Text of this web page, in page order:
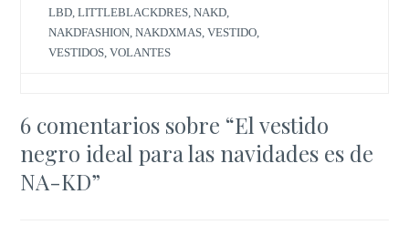
LBD ,LITTLEBLACKDRES ,NAKD
NAKDFASHION ,NAKDXMAS ,VESTIDO
VESTIDOS ,VOLANTES
6 comentarios sobre “El vestido
negro ideal para las navidades es de
NA-KD”